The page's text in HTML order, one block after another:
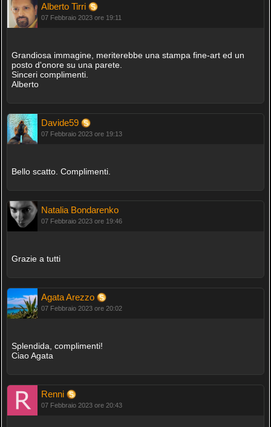
Alberto Tirri
07 Febbraio 2023 ore 19:11
Grandiosa immagine, meriterebbe una stampa fine-art ed un
posto d'onore su una parete.
Sinceri complimenti.
Alberto
Davide59
07 Febbraio 2023 ore 19:13
Bello scatto. Complimenti.
Natalia Bondarenko
07 Febbraio 2023 ore 19:46
Grazie a tutti
Agata Arezzo
07 Febbraio 2023 ore 20:02
Splendida, complimenti!
Ciao Agata
Renni
07 Febbraio 2023 ore 20:43